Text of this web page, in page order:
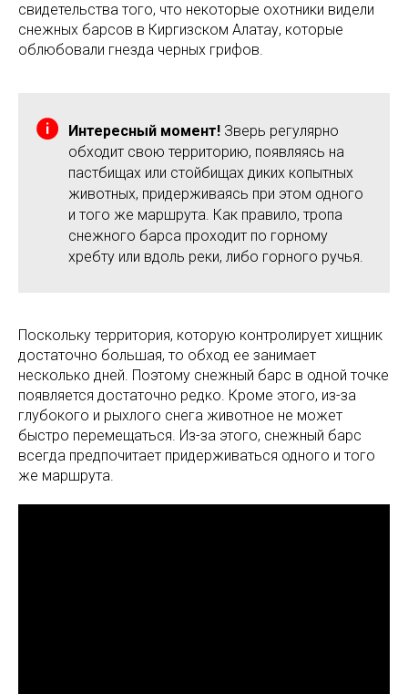
свидетельства того, что некоторые охотники видели
снежных барсов в Киргизском Алатау, которые
облюбовали гнезда черных грифов.
Интересный момент! Зверь регулярно
обходит свою территорию, появляясь на
пастбищах или стойбищах диких копытных
животных, придерживаясь при этом одного
и того же маршрута. Как правило, тропа
снежного барса проходит по горному
хребту или вдоль реки, либо горного ручья.
Поскольку территория, которую контролирует хищник
достаточно большая, то обход ее занимает
несколько дней. Поэтому снежный барс в одной точке
появляется достаточно редко. Кроме этого, из-за
глубокого и рыхлого снега животное не может
быстро перемещаться. Из-за этого, снежный барс
всегда предпочитает придерживаться одного и того
же маршрута.